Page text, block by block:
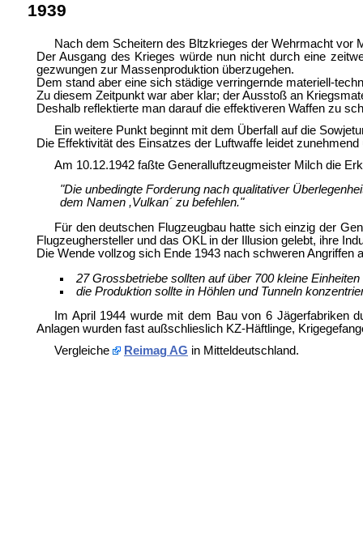
1939
Nach dem Scheitern des Bltzkrieges der Wehrmacht vor
Der Ausgang des Krieges würde nun nicht durch eine
gezwungen zur Massenproduktion überzugehen.
Dem stand aber eine sich städige verringernde materiell-
Zu diesem Zeitpunkt war aber klar; der Ausstoß an
Deshalb reflektierte man darauf die effektiveren Waffen zu
Ein weitere Punkt beginnt mit dem Überfall auf die
Die Effektivität des Einsatzes der Luftwaffe leidet
Am 10.12.1942 faßte Generalluftzeugmeister Milch die
"Die unbedingte Forderung nach qualitativer
dem Namen ,Vulkan´ zu befehlen."
Für den deutschen Flugzeugbau hatte sich einzig der
Flugzeughersteller und das OKL in der Illusion gelebt, ihre
Die Wende vollzog sich Ende 1943 nach schweren
27 Grossbetriebe sollten auf über 700 kleine
die Produktion sollte in Höhlen und Tunneln
Im April 1944 wurde mit dem Bau von 6 Jägerfabriken
Anlagen wurden fast außschlieslich KZ-Häftlinge,
Vergleiche
Reimag AG in Mitteldeutschland.